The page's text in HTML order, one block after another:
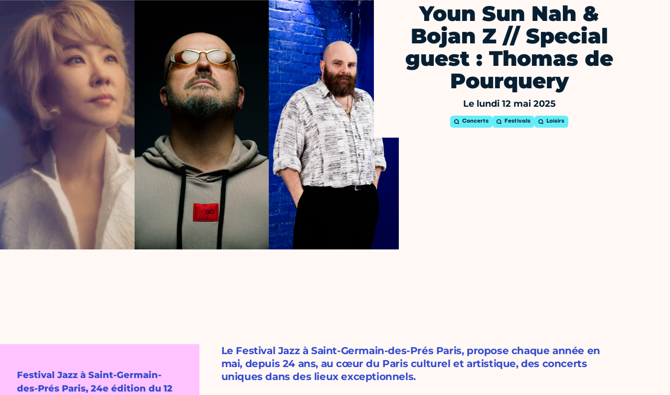
Youn Sun Nah &
Bojan Z // Special
guest : Thomas de
Pourquery
Le lundi 12 mai 2025
Concerts Festivals Loisirs
Festival Jazz à Saint-Germain-
des-Prés Paris, 24e édition du 12
Le Festival Jazz à Saint-Germain-des-Prés Paris, propose chaque année en
mai, depuis 24 ans, au cœur du Paris culturel et artistique, des concerts
uniques dans des lieux exceptionnels.